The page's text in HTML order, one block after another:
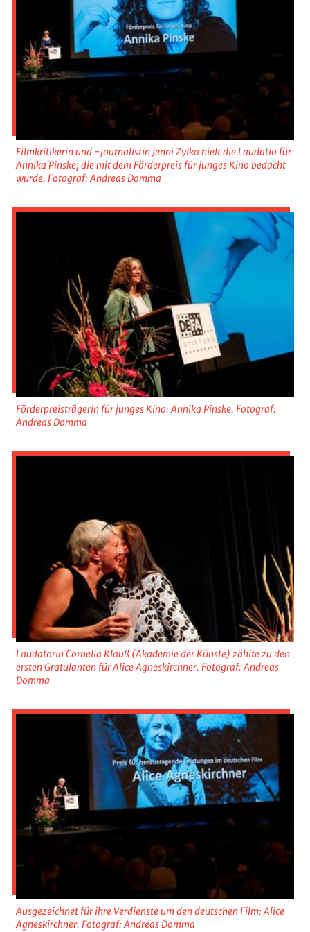
Filmkritikerin und -journalistin Jenni Zylka hielt die Laudatio für
Annika Pinske, die mit dem Förderpreis für junges Kino bedacht
wurde. Fotograf: Andreas Domma
Förderpreisträgerin für junges Kino: Annika Pinske. Fotograf:
Andreas Domma
Laudatorin Cornelia Klauß (Akademie der Künste) zählte zu den
ersten Gratulanten für Alice Agneskirchner. Fotograf: Andreas
Domma
Ausgezeichnet für ihre Verdienste um den deutschen Film: Alice
Agneskirchner. Fotograf: Andreas Domma